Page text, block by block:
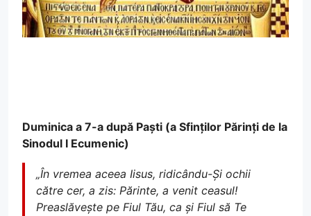
Duminica a 7-a după Paști (a Sfinților Părinți de la
Sinodul I Ecumenic)
„În vremea aceea Iisus, ridicându-Și ochii
către cer, a zis: Părinte, a venit ceasul!
Preaslăvește pe Fiul Tău, ca și Fiul să Te